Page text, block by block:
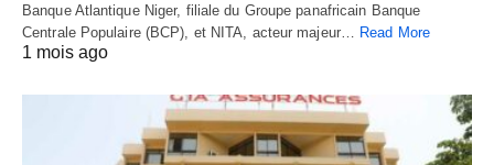
Banque Atlantique Niger, filiale du Groupe panafricain Banque
Centrale Populaire (BCP), et NITA, acteur majeur…
Read More
1 mois ago